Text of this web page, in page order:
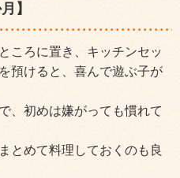
】
ころに置き、キッチンセッ
預けると、喜んで遊ぶ子が
、初めは嫌がっても慣れて
とめて料理しておくのも良